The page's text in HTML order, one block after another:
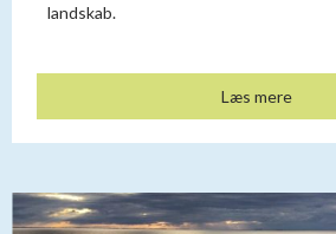
landskab.
Læs mere